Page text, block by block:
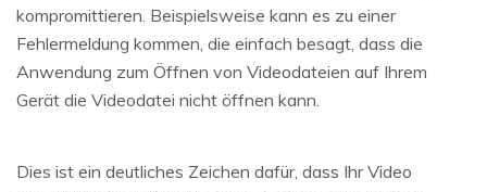
kompromittieren. Beispielsweise kann es zu einer
Fehlermeldung kommen, die einfach besagt, dass die
Anwendung zum Öffnen von Videodateien auf Ihrem
Gerät die Videodatei nicht öffnen kann.
Dies ist ein deutliches Zeichen dafür, dass Ihr Video